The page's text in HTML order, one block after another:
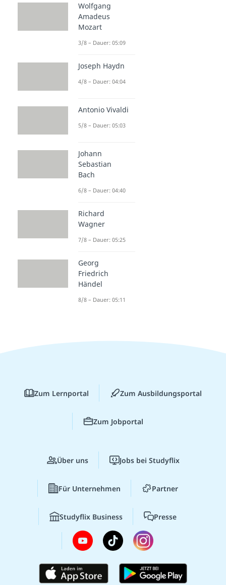
Dur Tonleiter
Dauer: 02:55
Wolfgang
Amadeus
Mozart
3/8 – Dauer: 05:09
Joseph Haydn
4/8 – Dauer: 04:04
Antonio Vivaldi
5/8 – Dauer: 05:03
Johann
Sebastian
Bach
6/8 – Dauer: 04:40
Richard
Wagner
7/8 – Dauer: 05:25
Georg
Friedrich
Händel
8/8 – Dauer: 05:11
Zum Lernportal Zum Ausbildungsportal
Zum Jobportal
Über uns Jobs bei Studyflix
Für Unternehmen Partner
Studyflix Business Presse